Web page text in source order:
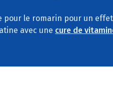
pour le romarin pour un
avec une cure de